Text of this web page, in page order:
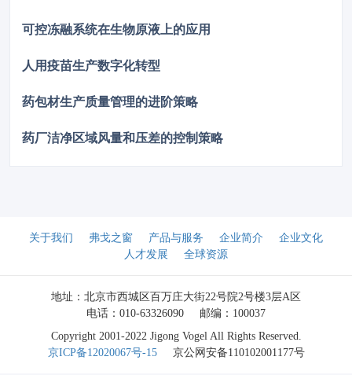
可控冻融系统在生物原液上的应用
人用疫苗生产数字化转型
药包材生产质量管理的进阶策略
药厂洁净区域风量和压差的控制策略
关于我们 弗戈之窗 产品与服务 企业简介
企业文化
人才发展
全球资源
地址：北京市西城区百万庄大街22号院2号楼3层A区
电话：010-63326090
邮编：100037
Copyright 2001-2022 Jigong Vogel All Rights Reserved.
京ICP备12020067号-15
京公网安备110102001177号